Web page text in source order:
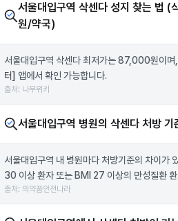
서울대입구역 삭센다 성지 찾는 법 (
원/약국)
서울대입구역 삭센다 최저가는 87,000원이며
터] 앱에서 확인 가능합니다.
출처: 나무위키
서울대입구역 병원의 삭센다 처방 기
서울대입구역 내 병원마다 처방기준의 차이가
30 이상 환자 또는 BMI 27 이상의 만성질환
출처: 의약품안전나라